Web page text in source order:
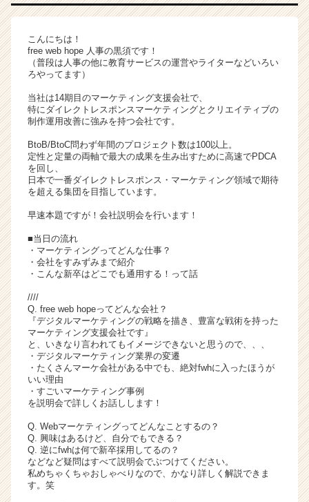
か
カ
ウ
が
届
く
就
活
イ
ト
チ
ャ
リ
h
e
e
r
C
r
e
r）
こんにちは！
free web hope 人事の黒須です！
（普段は人事の他に教育サービスの運営やライターなどいろい
ろやってます）
当社は14期目のマーケティング支援会社で、
特にダイレクトレスポンスマーケティングとクリエイティブの
制作運用改善に強みを持つ会社です。
BtoB/BtoC問わず年間のプロジェクト数は100以上。
定性と定量の両軸で最大の成果を生み出すために高速でPDCA
を回し、
日本で一番ダイレクトレスポンス・マーケティング領域で期待
を超える集団を目指しています。
早速本題ですが！会社説明会を行います！
■当日の流れ
・マーケティングってどんな仕事？
・会社をすみずみまで紹介
・こんな新卒はどこでも通用する！って話
////
Q. free web hopeってどんな会社？
『デジタルマーケティングの戦略を描き、豊富な戦術を持った
マーケティング支援会社です』
と、いきなり言われてもイメージできないと思うので、、、
・デジタルマーケティング業界の変遷
・たくさんマーケ会社がある中でも、絶対fwhに入ったほうが
いい理由
・すごいマーケティング事例
を説明会で詳しくお話しします！
Q. Webマーケティングってどんなことするの？
Q. 興味はあるけど、自分でもできる？
Q. 逆にfwhは何で新卒採用してるの？
などなど疑問はすべて説明会でぶつけてください。
私めちゃくちゃおしゃべりなので、かなり詳しく解説できま
す。笑